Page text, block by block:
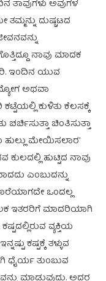
ತಾವುಗಳು ಅವುಗಳ
ದುಷ್ಚಟದ
ನಾವು ಮಾದಕ
ಇಂದಿನ ಯುವ
ಅಥವಾ
ಕುಳಿತು ಕೆಲಸಕ್ಕೆ
ಚಿಂತಿಸುತ್ತಾ
ಹುಲ್ಲು ಮೇಯಿಸಲಾರ’
ಹುಟ್ಟಿದ ನಾವು
ಎಂಬುದನ್ನು
ಒಂದಲ್ಲ
ಇತರರಿಗೆ ಮಾದರಿಯಾಗಿ
ವ್ಯಕ್ತಿಯ
ಕಷ್ಟಕ್ಕೆ ತಳ್ಳುವ
ಧೈರ್ಯ ತುಂಬುವ